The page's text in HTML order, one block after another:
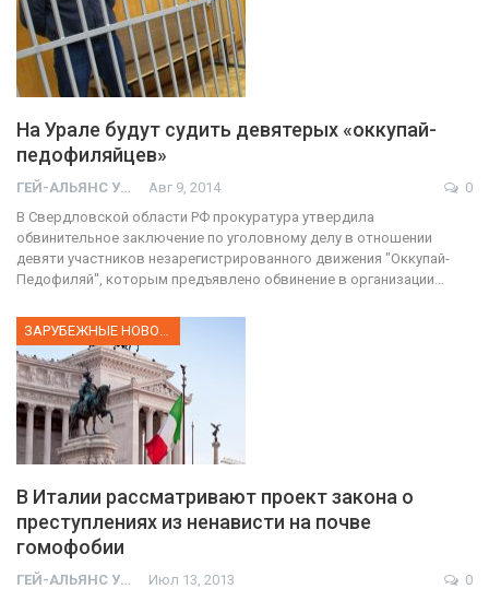
На Урале будут судить девятерых «оккупай-
педофиляйцев»
ГЕЙ-АЛЬЯНС УКРАИНА Авг 9, 2014
0
В Свердловской области РФ прокуратура утвердила
обвинительное заключение по уголовному делу в отношении
девяти участников незарегистрированного движения "Оккупай-
Педофиляй", которым предъявлено обвинение в организации…
ЗАРУБЕЖНЫЕ НОВОСТИ
В Италии рассматривают проект закона о
преступлениях из ненависти на почве
гомофобии
ГЕЙ-АЛЬЯНС УКРАИНА Июл 13, 2013
0